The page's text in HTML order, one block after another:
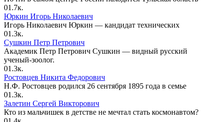
01.7к.
Юркин Игорь Николаевич
Игорь Николаевич Юркин — кандидат технических
01.3к.
Сушкин Петр Петрович
Академик Петр Петрович Сушкин — видный русский
ученый-зоолог.
01.3к.
Ростовцев Никита Федорович
Н.Ф. Ростовцев родился 26 сентября 1895 года в семье
01.3к.
Залетин Сергей Викторович
Кто из мальчишек в детстве не мечтал стать космонавтом?